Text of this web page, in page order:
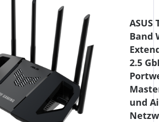
ASUS
Band
2.5
und